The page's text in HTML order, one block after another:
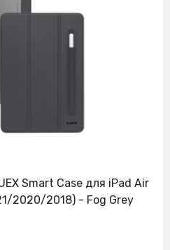
Smart Case для iPad Air
2020/2018) - Fog Grey